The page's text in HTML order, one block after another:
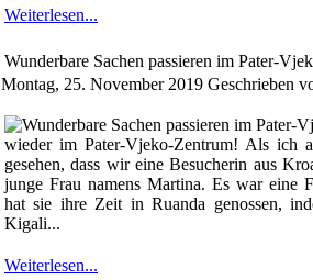
Weiterlesen...
Wunderbare Sachen passieren im Pater-
Montag, 25. November 2019 Geschrieben
wieder im Pater-Vjeko-Zentrum! Als ich
gesehen, dass wir eine Besucherin aus
junge Frau namens Martina. Es war eine
hat sie ihre Zeit in Ruanda genossen,
Kigali...
Weiterlesen...